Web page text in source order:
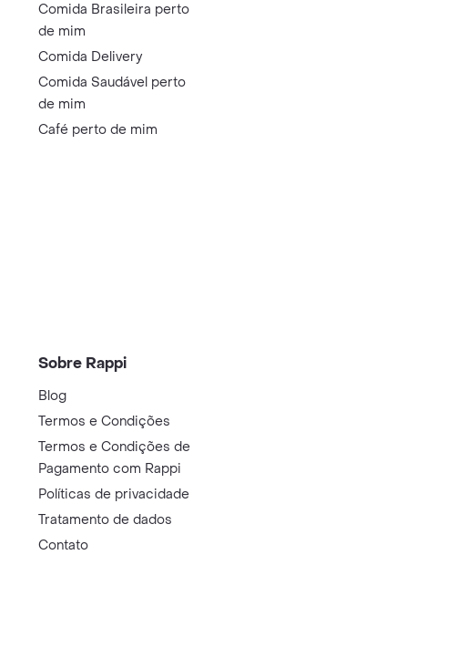
Comida Brasileira perto
de mim
Comida Delivery
Comida Saudável perto
de mim
Café perto de mim
Sobre Rappi
Blog
Termos e Condições
Termos e Condições de
Pagamento com Rappi
Políticas de privacidade
Tratamento de dados
Contato